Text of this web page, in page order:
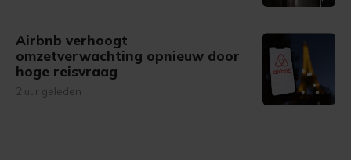
Airbnb verhoogt
omzetverwachting opnieuw door
hoge reisvraag
2 uur geleden